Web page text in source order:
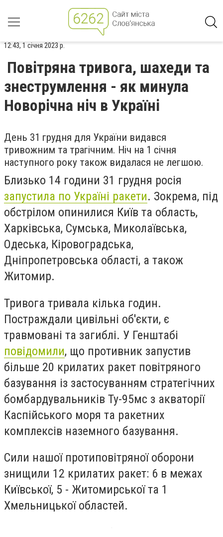
12:43, 1 січня 2023 р.
Повітряна тривога, шахеди та
знеструмлення - як минула
Новорічна ніч в Україні
День 31 грудня для України видався
тривожним та трагічним. Ніч на 1 січня
наступного року також видалася не легшою.
Близько 14 години 31 грудня росія
запустила по Україні ракети. Зокрема, під
обстрілом опинилися Київ та область,
Харківська, Сумська, Миколаївська,
Одеська, Кіровоградська,
Дніпропетровська області, а також
Житомир.
Тривога тривала кілька годин.
Постраждали цивільні об'єкти, є
травмовані та загиблі. У Генштабі
повідомили, що противник запустив
більше 20 крилатих ракет повітряного
базування із застосуванням стратегічних
бомбардувальників Ту-95мс з акваторії
Каспійського моря та ракетних
комплексів наземного базування.
Сили нашої протиповітряної оборони
знищили 12 крилатих ракет: 6 в межах
Київської, 5 - Житомирської та 1
Хмельницької областей.